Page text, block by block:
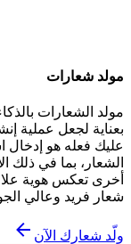
مولد شعارات
مولد الشعارات
بعناية لجعل عملية
عليك فعله هو إدخال
الشعار، بما في ذلك
أخرى تعكس هوية
شعار فريد وعالي
ولّد شعارك الآن